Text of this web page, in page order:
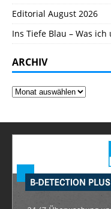
Editorial August 2026
Ins Tiefe Blau – Was
ARCHIV